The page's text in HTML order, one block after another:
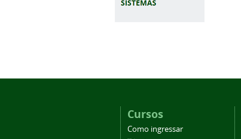
Cursos
Como ingressar